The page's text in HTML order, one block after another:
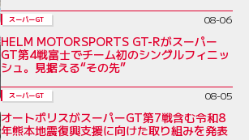
スーパーGT 08-06
HELM MOTORSPORTS GT-Rがスーパー
GT第4戦富士でチーム初のシングルフィニッ
シュ。見据える“その先”
スーパーGT 08-05
オートポリスがスーパーGT第7戦含む令和8
年熊本地震復興支援に向けた取り組みを発表